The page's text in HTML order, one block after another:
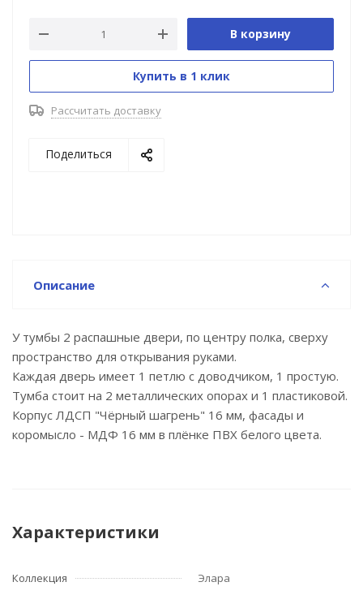
В корзину
Купить в 1 клик
Рассчитать доставку
Поделиться
Описание
У тумбы 2 распашные двери, по центру полка, сверху
пространство для открывания руками.
Каждая дверь имеет 1 петлю с доводчиком, 1 простую.
Тумба стоит на 2 металлических опорах и 1 пластиковой.
Корпус ЛДСП "Чёрный шагрень" 16 мм, фасады и
коромысло - МДФ 16 мм в плёнке ПВХ белого цвета.
Характеристики
Коллекция
Элара